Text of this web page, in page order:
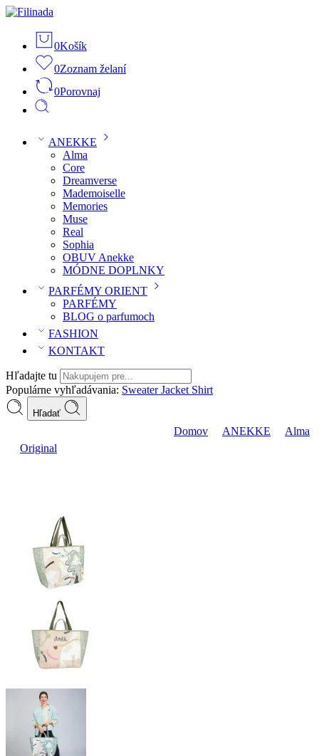
0Košík
0Zoznam želaní
0Porovnaj
ANEKKE
Alma
Core
Dreamverse
Mademoiselle
Memories
Muse
Real
Sophia
OBUV Anekke
MÓDNE DOPLNKY
PARFÉMY ORIENT
PARFÉMY
BLOG o parfumoch
FASHION
KONTAKT
Hľadajte tu
Populárne vyhľadávania: SweaterJacket Shirt
Hľadať
Domov ANEKKE
Alma
Original